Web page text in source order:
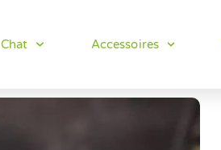
Chat Accessoires